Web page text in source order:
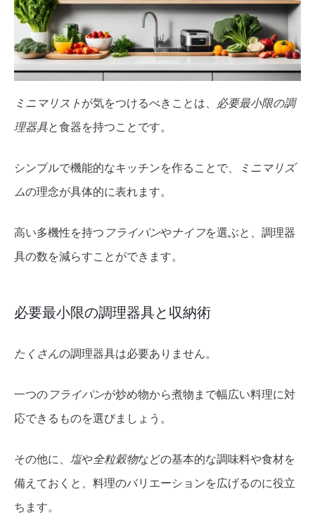
ミニマリストが気をつけるべきことは、 必要最小限の調
理器具と食器を持つことです。
シンプルで機能的なキッチンを作ることで、
ミニマリズ
ムの理念が具体的に表れます。
高い多機性を持つ フライパンやナイフを選ぶと、調理器
具の数を減らすことができます。
必要最小限の調理器具と収納術
たくさんの調理器具は必要ありません。
一つのフライパンが炒め物から煮物まで幅広い料理に対
応できるものを選びましょう。
その他に、 塩や全粒穀物などの基本的な調味料や食材を
備えておくと、料理のバリエーションを広げるのに役立
ちます。